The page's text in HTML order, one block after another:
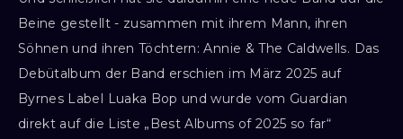
Beine gestellt - zusammen mit ihrem Mann, ihren
Söhnen und ihren Töchtern: Annie & The Caldwells. Das
Debütalbum der Band erschien im März 2025 auf
Byrnes Label Luaka Bop und wurde vom Guardian
direkt auf die Liste „Best Albums of 2025 so far“